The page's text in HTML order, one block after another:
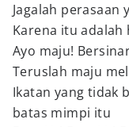
Jagalah perasaan
Karena itu adalah
Ayo maju!
Teruslah maju
Ikatan yang tidak
batas mimpi itu